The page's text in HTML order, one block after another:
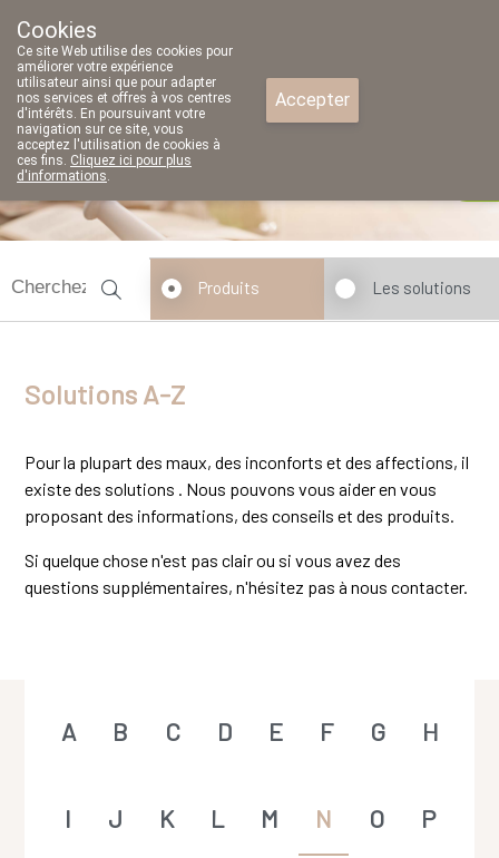
fermé
Solutions A-Z
Produits Les solutions
Pour la plupart des maux, des inconforts et des affections, il
existe des solutions . Nous pouvons vous aider en vous
proposant des informations, des conseils et des produits.
Si quelque chose n'est pas clair ou si vous avez des
questions supplémentaires, n'hésitez pas à nous contacter.
A B C D E F G H
I J K L M N O P
Cookies
Ce site Web utilise des cookies pour
améliorer votre expérience
utilisateur ainsi que pour adapter
nos services et offres à vos centres
d'intérêts. En poursuivant votre
navigation sur ce site, vous
acceptez l'utilisation de cookies à
ces fins. Cliquez ici pour plus
d'informations.
Accepter